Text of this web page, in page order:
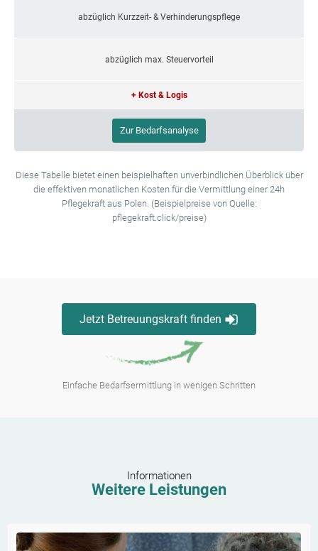
abzüglich Kurzzeit- & Verhinderungspflege
abzüglich max. Steuervorteil
+ Kost & Logis
Zur Bedarfsanalyse
Diese Tabelle bietet einen beispielhaften unverbindlichen Überblick über
die effektiven monatlichen Kosten für die Vermittlung einer 24h
Pflegekraft aus Polen. (Beispielpreise von Quelle:
pflegekraft.click/preise)
Jetzt Betreuungskraft finden
Einfache Bedarfsermittlung in wenigen Schritten
Informationen
Weitere Leistungen